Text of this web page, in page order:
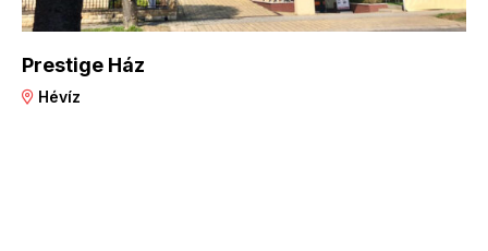
Prestige Ház
Hévíz